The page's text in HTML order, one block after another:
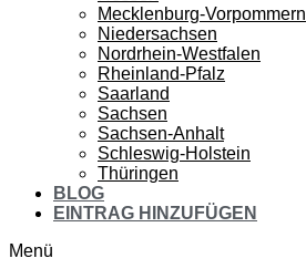
Mecklenburg-Vorpommern
Niedersachsen
Nordrhein-Westfalen
Rheinland-Pfalz
Saarland
Sachsen
Sachsen-Anhalt
Schleswig-Holstein
Thüringen
BLOG
EINTRAG HINZUFÜGEN
Menü